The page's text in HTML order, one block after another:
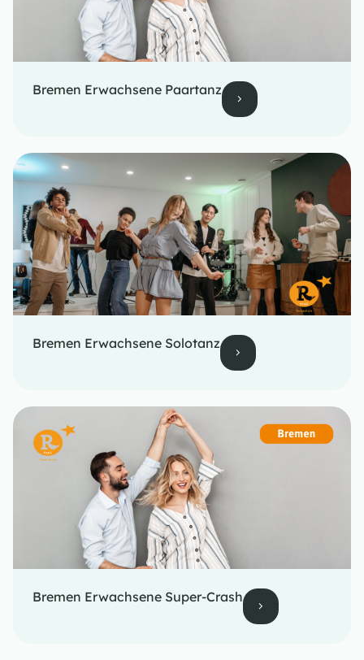
Bremen Erwachsene Paartanz
Bremen Erwachsene Solotanz
Bremen Erwachsene Super-Crash